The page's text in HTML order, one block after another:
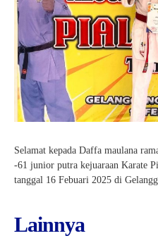
e-Kalender Akademik
Band
Jurnalis
Matematika
Dance
Paduan Suara
Info-GTK
Dapodik
Komunitas Belajar InspiratiX
Seputar TKA
Buku Paket
Khataman GTK
Selamat kepada Daffa maulana
-61 junior putra kejuaraan Karate
tanggal 16 Febuari 2025 di
Lainnya